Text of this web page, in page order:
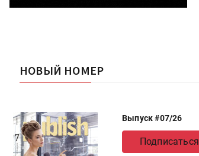
НОВЫЙ НОМЕР
Выпуск #07/26
Подписаться